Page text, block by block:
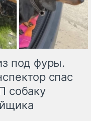
под фуры.
спас
собаку